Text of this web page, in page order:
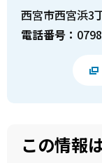
西宮市西宮浜3
電話番号：
この情報